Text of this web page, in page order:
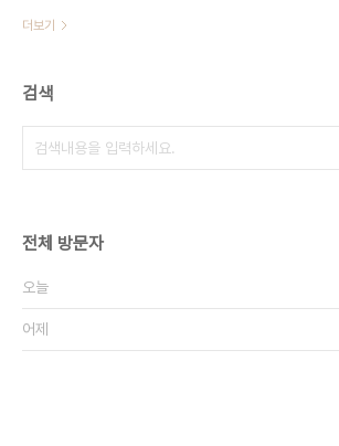
더보기
검색
전체 방문자
오늘
어제